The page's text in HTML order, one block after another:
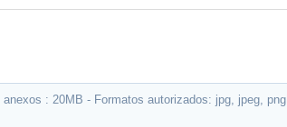
: 20MB - Formatos autorizados: jpg, jpeg,